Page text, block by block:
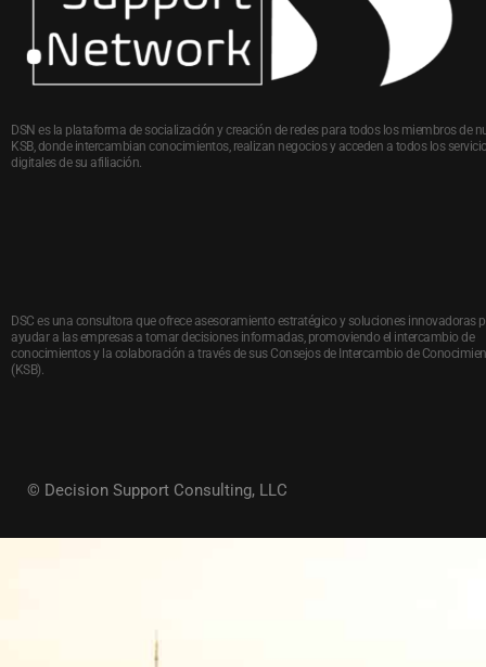
DSN es la plataforma de socialización y creación de redes para todos los miembros de
KSB, donde intercambian conocimientos, realizan negocios y acceden a todos los
digitales de su afiliación.
DSC es una consultora que ofrece asesoramiento estratégico y soluciones innovadoras
ayudar a las empresas a tomar decisiones informadas, promoviendo el intercambio de
conocimientos y la colaboración a través de sus Consejos de Intercambio de
(KSB).
© Decision Support Consulting, LLC